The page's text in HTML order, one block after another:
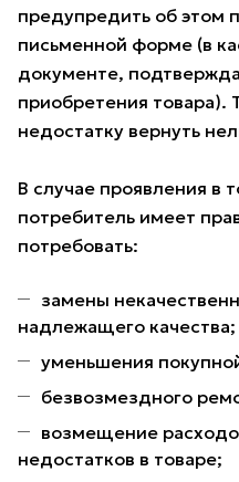
предупредить об этом
письменной форме (в
документе,
приобретения товара).
недостатку вернуть
В случае проявления в
потребитель имеет
потребовать:
замены
надлежащего качества;
уменьшения
безвозмездного
возмещение
недостатков в товаре;